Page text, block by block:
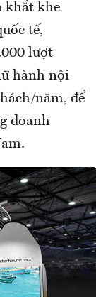
khắt khe
tế,
lượt
hành nội
năm, để
doanh